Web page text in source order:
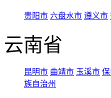
贵阳市 六盘水市 遵义市
云南省
昆明市 曲靖市 玉溪市
族自治州